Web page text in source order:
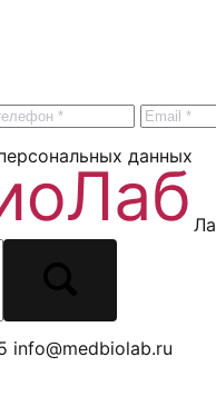
данных
info@medbiolab.ru